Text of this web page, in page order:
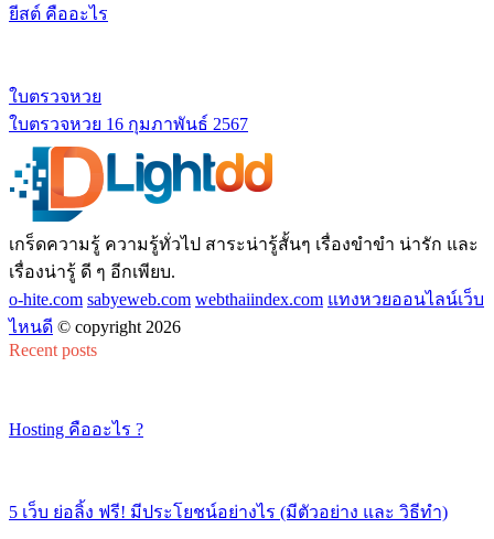
ยีสต์ คืออะไร
ใบตรวจหวย
ใบตรวจหวย 16 กุมภาพันธ์ 2567
เกร็ดความรู้ ความรู้ทั่วไป สาระน่ารู้สั้นๆ เรื่องขำขำ น่ารัก และ
เรื่องน่ารู้ ดี ๆ อีกเพียบ.
o-hite.com sabyeweb.com webthaiindex.com แทงหวยออนไลน์เว็บ
ไหนดี © copyright 2026
Recent posts
Hosting คืออะไร ?
5 เว็บ ย่อลิ้ง ฟรี! มีประโยชน์อย่างไร (มีตัวอย่าง และ วิธีทำ)